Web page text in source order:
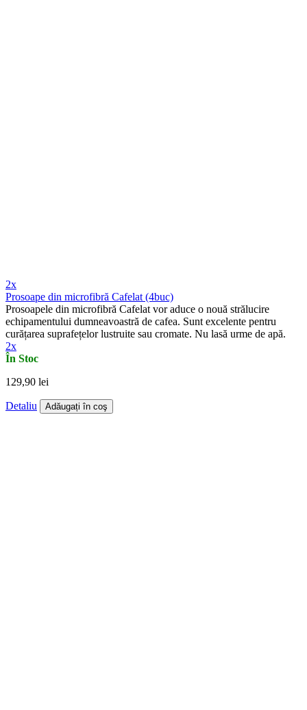
2x
Prosoape din microfibră Cafelat (4buc)
Prosoapele din microfibră Cafelat vor aduce o nouă strălucire
echipamentului dumneavoastră de cafea. Sunt excelente pentru
curățarea suprafețelor lustruite sau cromate. Nu lasă urme de apă.
2x
În Stoc
129,90 lei
Detaliu Adăugați în coş